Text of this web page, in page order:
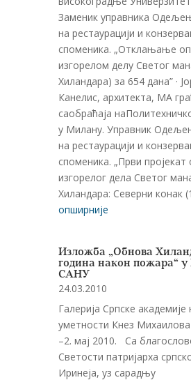
Заменик управника
на рестаурацији и
споменика. „Отклањање
изгорелом делу Светог
Хиландара) за 654 дана” ·
Канелис, архитекта, МА
саобраћаја
у Милану. Управник
на рестаурацији и
споменика. „Први пројекат
изгорелог дела Светог
Хиландара: Северни конак
опширније
Изложба „Обнова
година након пожара“ у
САНУ
24.03.2010
Галерија Српске академије
уметности Кнез
–2. мај 2010. Са
Светости патријарха
Иринеја, уз сарадњу